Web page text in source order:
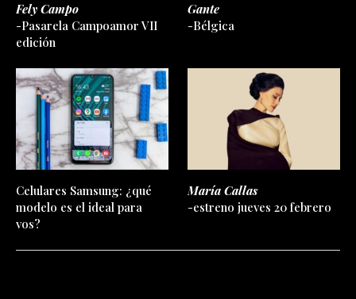
Fely Campo
-Pasarela Campoamor VII
edición
Gante
-Bélgica
Celulares Samsung: ¿qué
modelo es el ideal para
vos?
María Callas
-estreno jueves 20 febrero